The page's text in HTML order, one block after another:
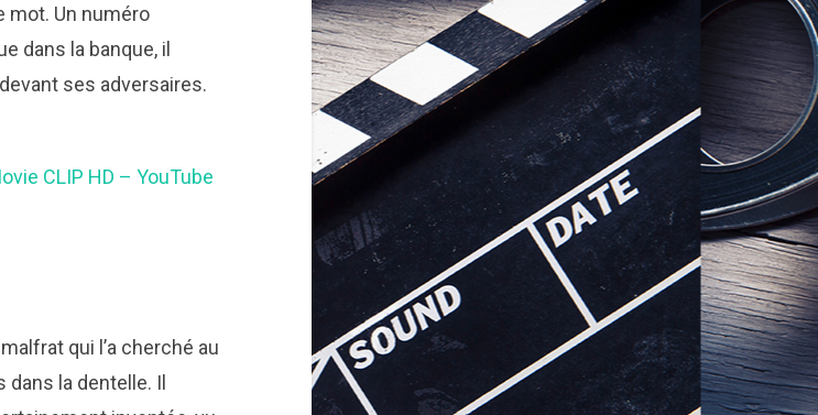
mot. Un numéro
dans la banque, il
ses adversaires.
CLIP HD – YouTube
qui l’a cherché au
la dentelle. Il